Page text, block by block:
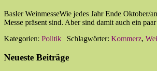
Basler WeinmesseWie jedes Jahr Ende Oktober/
Messe präsent sind. Aber sind damit auch ein
Kategorien: Politik | Schlagwörter: Kommerz,
Neueste Beiträge